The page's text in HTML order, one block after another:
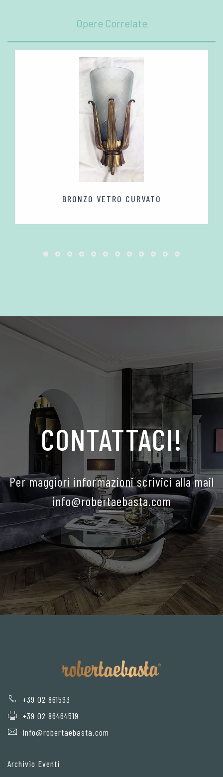
Opere Correlate
BRONZO VETRO CURVATO
CONTATTACI!
Per maggiori informazioni scrivici alla mail
info@robertaebasta.com
+39 02 861593
+39 02 86464519
info@robertaebasta.com
Archivio Eventi